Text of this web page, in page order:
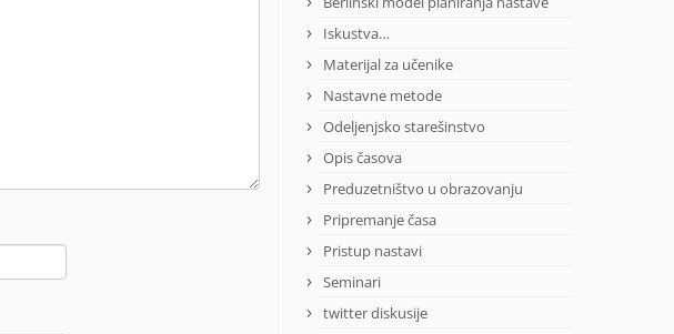
Iskustva…
Materijal za učenike
Nastavne metode
Odeljenjsko starešinstvo
Opis časova
Preduzetništvo u obrazovanju
Pripremanje časa
Pristup nastavi
Seminari
twitter diskusije